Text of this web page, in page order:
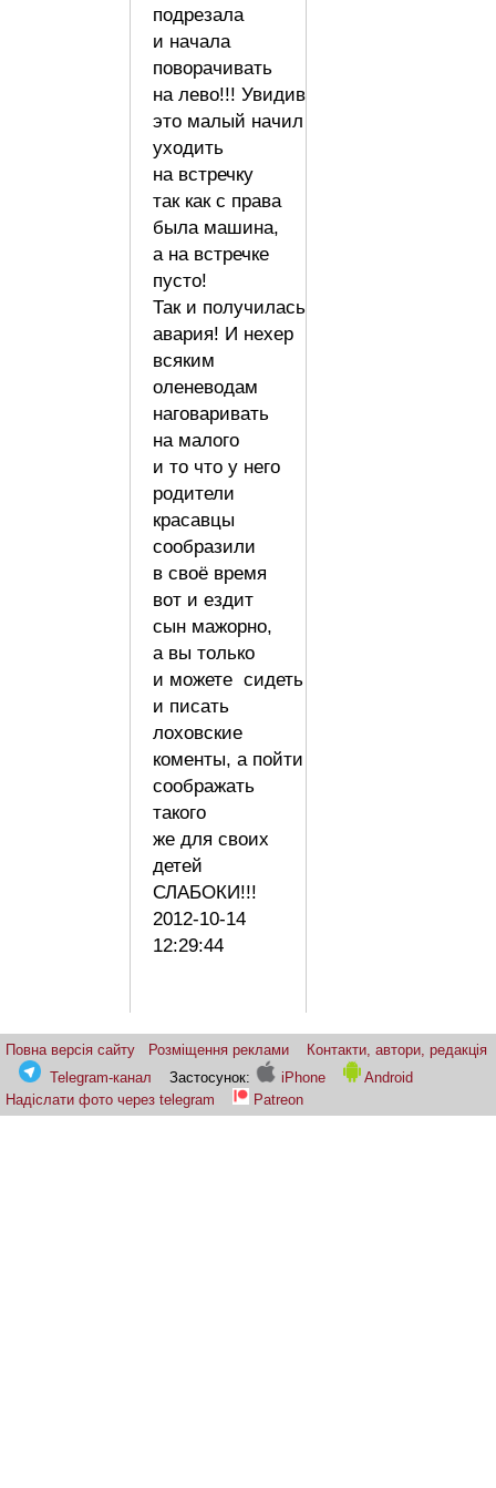
подрезала
и начала
поворачивать
на лево!!! Увидив
это малый начил
уходить
на встречку
так как с права
была машина,
а на встречке
пусто!
Так и получилась
авария! И нехер
всяким
оленеводам
наговаривать
на малого
и то что у него
родители
красавцы
сообразили
в своё время
вот и ездит
сын мажорно,
а вы только
и можете сидеть
и писать
лоховские
коменты, а пойти
соображать
такого
же для своих
детей
СЛАБОКИ!!!
2012-10-14
12:29:44
Повна версія сайту Розміщення реклами
Контакти, автори, редакція
Telegram-канал
Застосунок: iPhone
Android
Надіслати фото через telegram
Patreon